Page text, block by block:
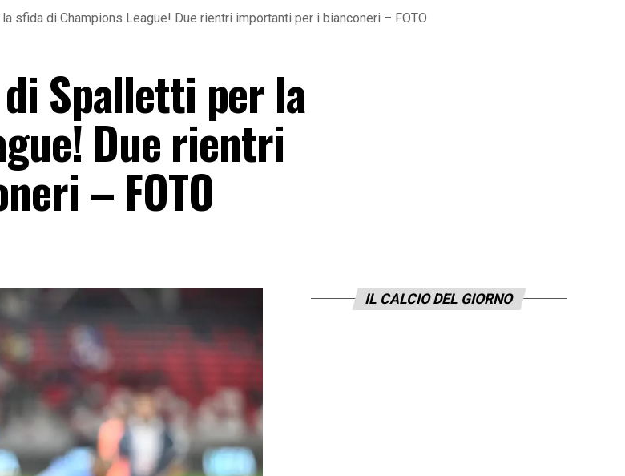
sfida di Champions League! Due rientri importanti per i bianconeri – FOTO
Spalletti per la
Due rientri
– FOTO
IL CALCIO DEL GIORNO